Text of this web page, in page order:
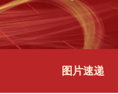
图片速递